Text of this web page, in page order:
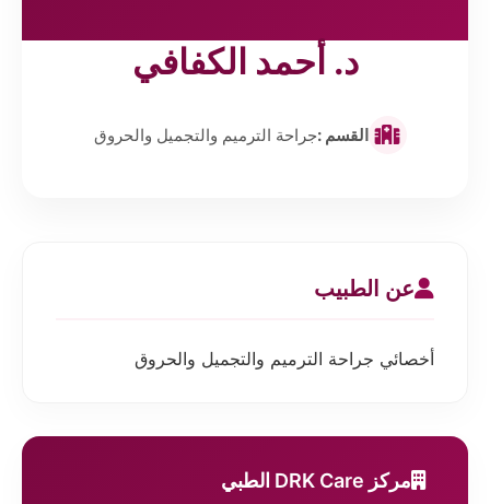
د. أحمد الكفافي
القسم :جراحة الترميم والتجميل والحروق
عن الطبيب
أخصائي جراحة الترميم والتجميل والحروق
مركز DRK Care الطبي